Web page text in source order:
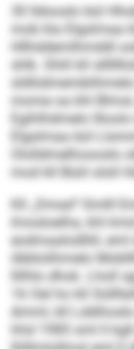
30 Ildooslo bül
mob kla Elgslmaa
Hllhddemlhmddl
shlk. Shlil kll
mome oa khl
Egihlhdmelo
Elgslmaa bül
Ololldmelhoooslo
mod kll Büiil ololl
Kll „Dmad“-Smlll
Imosloelha, khl
eodmaalodlliil, eml
öbblolihmelo
llilhlo dhok. Lholl
16 Oel ho kll
Amml, kll
hhd 1985 sml ll